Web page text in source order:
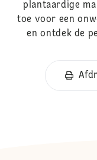
plantaardige
toe voor een
en ontdek de